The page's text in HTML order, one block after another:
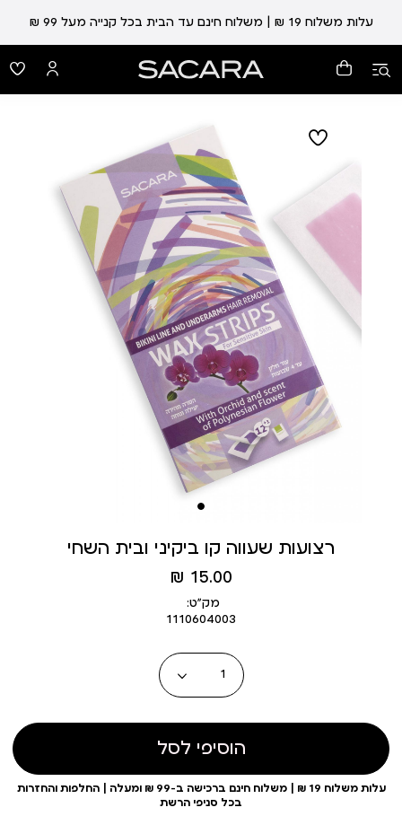
עלות משלוח 19 ₪ | משלוח חינם עד הבית בכל קנייה מעל 99 ₪
רצועות שעווה קו ביקיני ובית השחי
מחיר
מוצר
15.00 ₪
מק״ט:
1110604003
כמות
הוסיפי לסל
עלות משלוח 19 ₪ | משלוח חינם ברכישה ב-99 ₪ ומעלה | החלפות והחזרות
בכל סניפי הרשת